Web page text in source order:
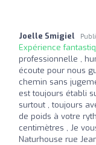
Joelle Smigiel
Expérience
professionnelle ,
écoute pour nous
chemin sans
est toujours établi
surtout , toujours
de poids à votre
centimètres , Je
Naturhouse rue